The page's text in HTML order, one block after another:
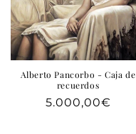
Alberto Pancorbo - Caja de
recuerdos
Precio
5.000,00€